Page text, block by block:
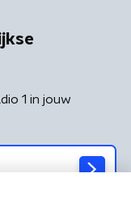
1 in jouw